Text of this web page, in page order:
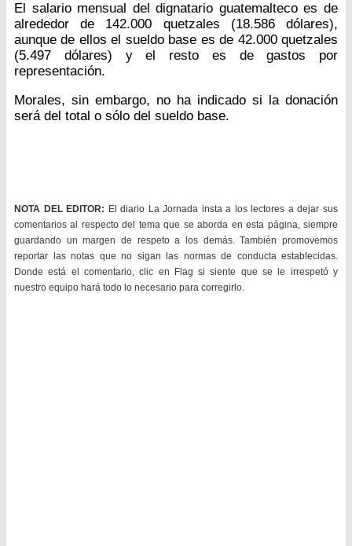
El salario mensual del dignatario guatemalteco es de
alrededor de 142.000 quetzales (18.586 dólares),
aunque de ellos el sueldo base es de 42.000 quetzales
(5.497 dólares) y el resto es de gastos por
representación.
Morales, sin embargo, no ha indicado si la donación
será del total o sólo del sueldo base.
NOTA DEL EDITOR: El diario La Jornada insta a los lectores a dejar sus
comentarios al respecto del tema que se aborda en esta página, siempre
guardando un margen de respeto a los demás. También promovemos
reportar las notas que no sigan las normas de conducta establecidas.
Donde está el comentario, clic en Flag si siente que se le irrespetó y
nuestro equipo hará todo lo necesario para corregirlo.